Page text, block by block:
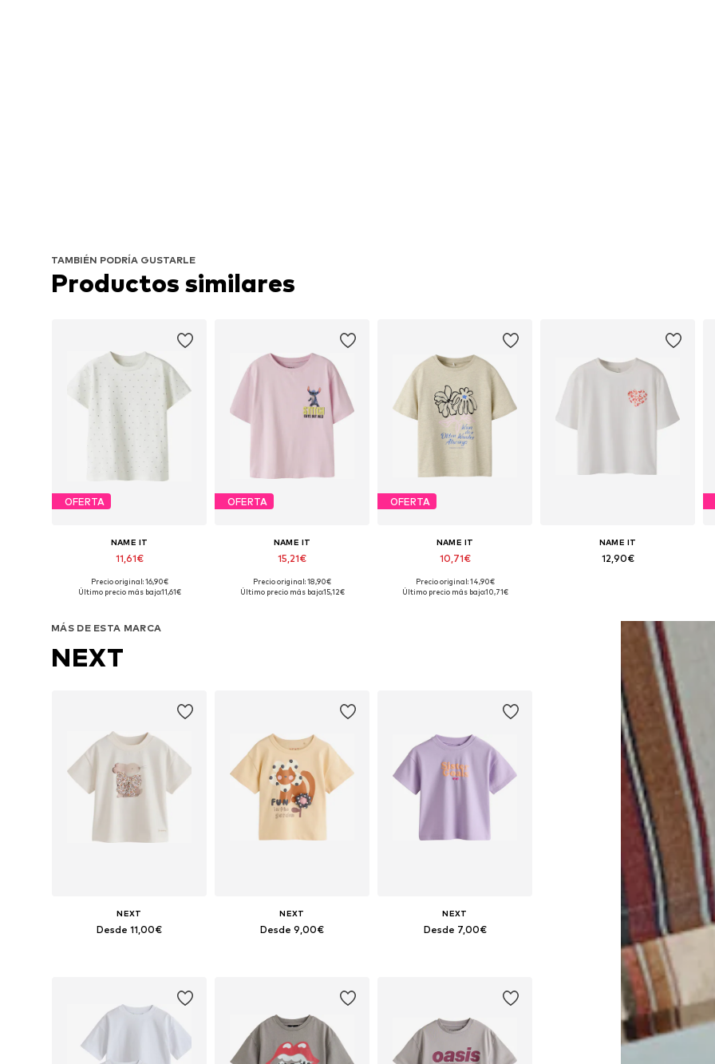
TAMBIÉN PODRÍA GUSTARLE
Productos similares
OFERTA
NAME IT
11,61€
Disponible en muchas tallas
Precio original: 16,90€
Último precio más bajo:11,61€
OFERTA
NAME IT
15,21€
Disponible en muchas tallas
Precio original: 18,90€
Último precio más bajo:15,12€
OFERTA
NAME IT
10,71€
Disponible en muchas tallas
Precio original: 14,90€
Último precio más bajo:10,71€
NAME IT
12,90€
MÁS DE ESTA MARCA
NEXT
NEXT
Desde 11,00€
NEXT
Desde 9,00€
NEXT
Desde 7,00€